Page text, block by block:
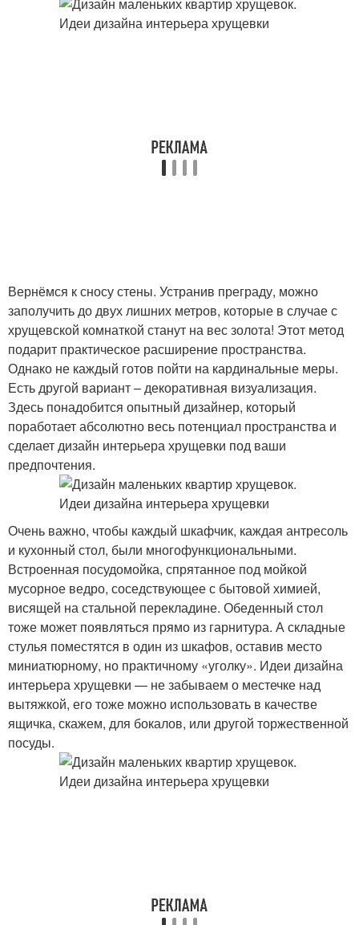
Вернёмся к сносу стены. Устранив преграду, можно
заполучить до двух лишних метров, которые в случае с
хрущевской комнаткой станут на вес золота! Этот метод
подарит практическое расширение пространства.
Однако не каждый готов пойти на кардинальные меры.
Есть другой вариант – декоративная визуализация.
Здесь понадобится опытный дизайнер, который
поработает абсолютно весь потенциал пространства и
сделает дизайн интерьера хрущевки под ваши
предпочтения.
Очень важно, чтобы каждый шкафчик, каждая антресоль
и кухонный стол, были многофункциональными.
Встроенная посудомойка, спрятанное под мойкой
мусорное ведро, соседствующее с бытовой химией,
висящей на стальной перекладине. Обеденный стол
тоже может появляться прямо из гарнитура. А складные
стулья поместятся в один из шкафов, оставив место
миниатюрному, но практичному «уголку». Идеи дизайна
интерьера хрущевки — не забываем о местечке над
вытяжкой, его тоже можно использовать в качестве
ящичка, скажем, для бокалов, или другой торжественной
посуды.